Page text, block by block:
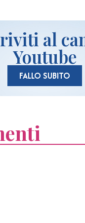
al
Youtube
FALLO SUBITO